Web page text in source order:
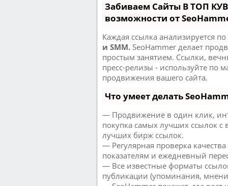
Забиваем Сайты В ТОП
возможности от
Каждая ссылка анализируется
и SMM. SeoHammer делает
простым занятием. Ссылки,
пресс-релизы - используйте по
продвижения вашего сайта.
Что умеет делать
— Продвижение в один клик,
покупка самых лучших ссылок с
лучших бирж ссылок.
— Регулярная проверка
показателям и ежедневный
— Все известные форматы
публикации (упоминания,